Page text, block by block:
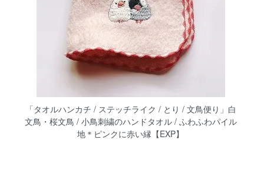
「タオルハンカチ / ステッチライク / とり / 文鳥便り」白
文鳥・桜文鳥 / 小鳥刺繍のハンドタオル / ふわふわパイル
地＊ピンクに赤い縁【EXP】